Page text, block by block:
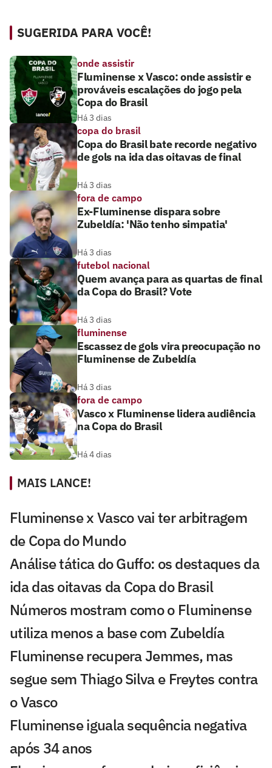
SUGERIDA PARA VOCÊ!
onde assistir
Fluminense x Vasco: onde assistir e
prováveis escalações do jogo pela
Copa do Brasil
Há 3 dias
copa do brasil
Copa do Brasil bate recorde negativo
de gols na ida das oitavas de final
Há 3 dias
fora de campo
Ex-Fluminense dispara sobre
Zubeldía: 'Não tenho simpatia'
Há 3 dias
futebol nacional
Quem avança para as quartas de final
da Copa do Brasil? Vote
Há 3 dias
fluminense
Escassez de gols vira preocupação no
Fluminense de Zubeldía
Há 3 dias
fora de campo
Vasco x Fluminense lidera audiência
na Copa do Brasil
Há 4 dias
MAIS LANCE!
Fluminense x Vasco vai ter arbitragem
de Copa do Mundo
Análise tática do Guffo: os destaques da
ida das oitavas da Copa do Brasil
Números mostram como o Fluminense
utiliza menos a base com Zubeldía
Fluminense recupera Jemmes, mas
segue sem Thiago Silva e Freytes contra
o Vasco
Fluminense iguala sequência negativa
após 34 anos